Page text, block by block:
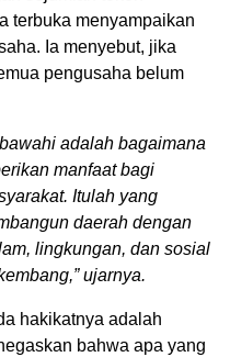
terbuka menyampaikan
Ia menyebut, jika
pengusaha belum
adalah bagaimana
manfaat bagi
Itulah yang
daerah dengan
lingkungan, dan sosial
ujarnya.
hakikatnya adalah
bahwa apa yang